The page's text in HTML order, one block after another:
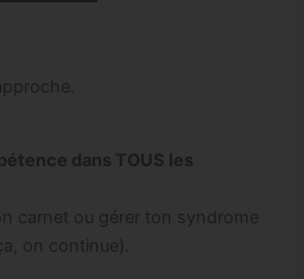
dans TOUS les
carnet ou gérer ton syndrome
on continue).